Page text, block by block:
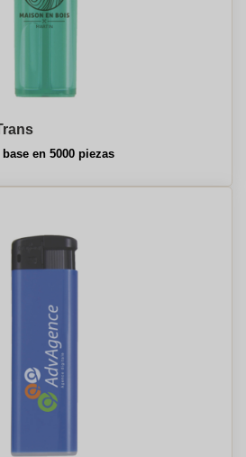
en 5000 piezas